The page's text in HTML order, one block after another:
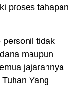
proses tahapan
personil tidak
maupun
jajarannya
Yang